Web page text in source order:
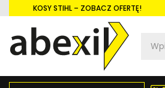
KOSY STIHL – ZOBACZ OFERTĘ!